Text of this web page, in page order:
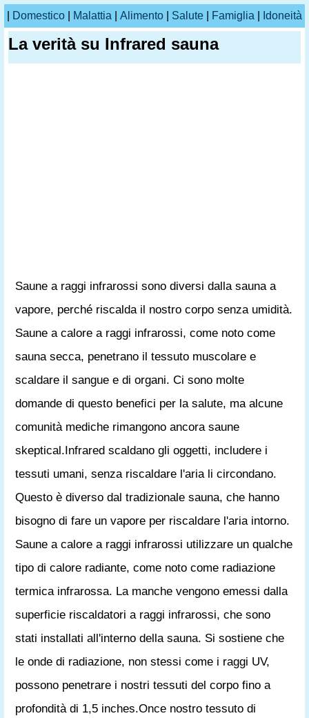
Domestico Malattia Alimento Salute Famiglia Idoneità
La verità su Infrared sauna
Saune a raggi infrarossi sono diversi dalla sauna a
vapore, perché riscalda il nostro corpo senza umidità.
Saune a calore a raggi infrarossi, come noto come
sauna secca, penetrano il tessuto muscolare e
scaldare il sangue e di organi. Ci sono molte
domande di questo benefici per la salute, ma alcune
comunità mediche rimangono ancora saune
skeptical.Infrared scaldano gli oggetti, includere i
tessuti umani, senza riscaldare l'aria li circondano.
Questo è diverso dal tradizionale sauna, che hanno
bisogno di fare un vapore per riscaldare l'aria intorno.
Saune a calore a raggi infrarossi utilizzare un qualche
tipo di calore radiante, come noto come radiazione
termica infrarossa. La manche vengono emessi dalla
superficie riscaldatori a raggi infrarossi, che sono
stati installati all'interno della sauna. Si sostiene che
le onde di radiazione, non stessi come i raggi UV,
possono penetrare i nostri tessuti del corpo fino a
profondità di 1,5 inches.Once nostro tessuto di